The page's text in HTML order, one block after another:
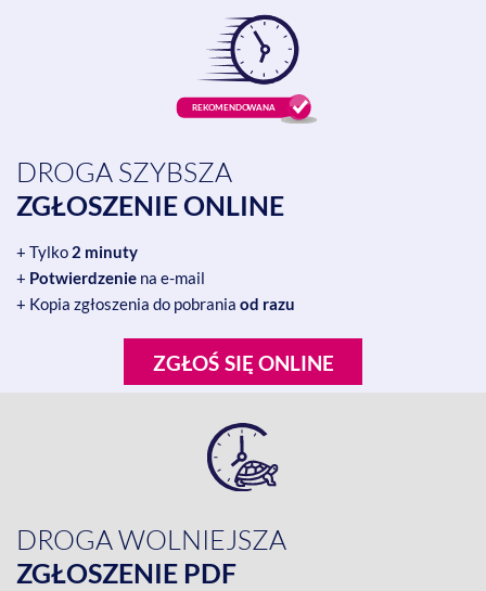
DROGA SZYBSZA
ZGŁOSZENIE ONLINE
+ Tylko 2 minuty
+ Potwierdzenie na e-mail
+ Kopia zgłoszenia do pobrania od razu
ZGŁOŚ SIĘ ONLINE
DROGA WOLNIEJSZA
ZGŁOSZENIE PDF